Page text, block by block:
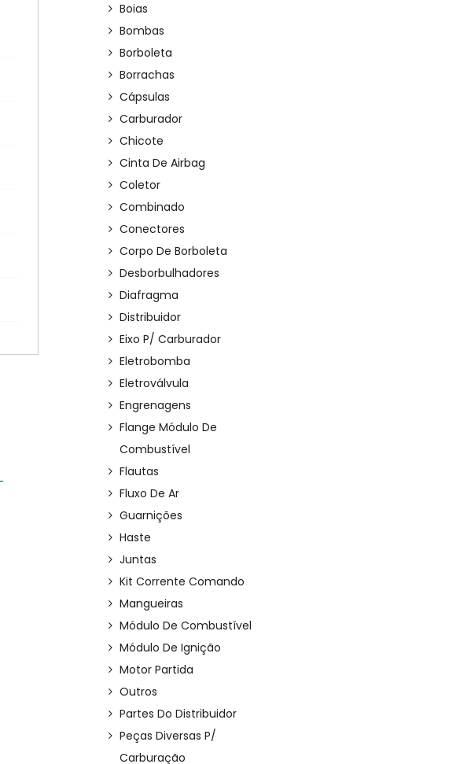
Boias
Bombas
Borboleta
Borrachas
Cápsulas
Carburador
Chicote
Cinta De Airbag
Coletor
Combinado
Conectores
Corpo De Borboleta
Desborbulhadores
Diafragma
Distribuidor
Eixo P/ Carburador
Eletrobomba
Eletroválvula
Engrenagens
Flange Módulo De
Combustível
Flautas
Fluxo De Ar
Guarnições
Haste
Juntas
Kit Corrente Comando
Mangueiras
Módulo De Combustível
Módulo De Ignição
Motor Partida
Outros
Partes Do Distribuidor
Peças Diversas P/
Carburação